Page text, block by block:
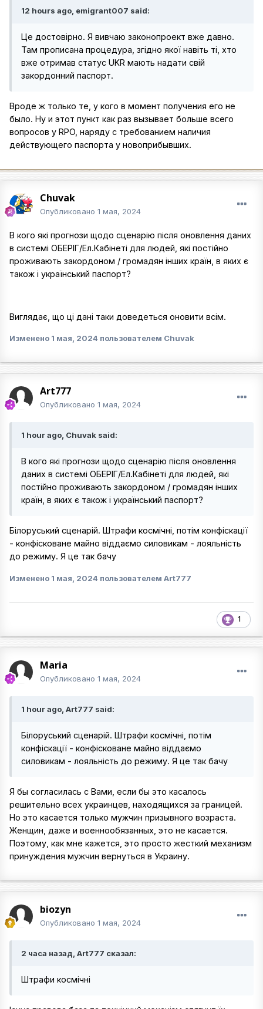
12 hours ago, emigrant007 said:
Це достовірно. Я вивчаю законопроект вже давно.
Там прописана процедура, згідно якої навіть ті, хто
вже отримав статус UKR мають надати свій
закордонний паспорт.
Вроде ж только те, у кого в момент получения его не
было. Ну и этот пункт как раз вызывает больше всего
вопросов у RPO, наряду с требованием наличия
действующего паспорта у новоприбывших.
Chuvak
Опубликовано 1 мая, 2024
В кого які прогнози щодо сценарію після оновлення даних
в системі ОБЕРІГ/Ел.Кабінеті для людей, які постійно
проживають закордоном / громадян інших країн, в яких є
також і український паспорт?
Виглядає, що ці дані таки доведеться оновити всім.
Изменено 1 мая, 2024 пользователем Chuvak
Art777
Опубликовано 1 мая, 2024
1 hour ago, Chuvak said:
В кого які прогнози щодо сценарію після оновлення
даних в системі ОБЕРІГ/Ел.Кабінеті для людей, які
постійно проживають закордоном / громадян інших
країн, в яких є також і український паспорт?
Білоруський сценарій. Штрафи космічні, потім конфіскації
- конфісковане майно віддаємо силовикам - лояльність
до режиму. Я це так бачу
Изменено 1 мая, 2024 пользователем Art777
1
Maria
Опубликовано 1 мая, 2024
1 hour ago, Art777 said:
Білоруський сценарій. Штрафи космічні, потім
конфіскації - конфісковане майно віддаємо
силовикам - лояльність до режиму. Я це так бачу
Я бы согласилась с Вами, если бы это касалось
решительно всех украинцев, находящихся за границей.
Но это касается только мужчин призывного возраста.
Женщин, даже и военнообязанных, это не касается.
Поэтому, как мне кажется, это просто жесткий механизм
принуждения мужчин вернуться в Украину.
biozyn
Опубликовано 1 мая, 2024
2 часа назад, Art777 сказал:
Штрафи космічні